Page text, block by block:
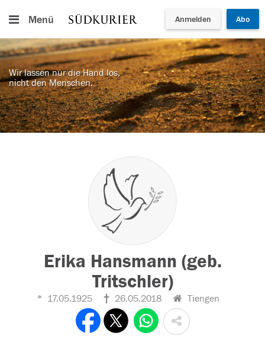
Menü Anmelden Abo
Wir lassen nur die Hand los,
nicht den Menschen.
Erika Hansmann (geb.
Tritschler)
17.05.1925 26.05.2018 Tiengen